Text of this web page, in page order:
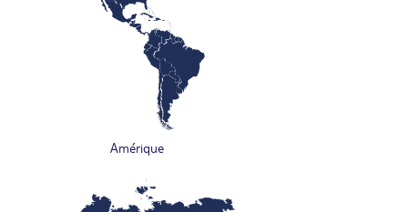
Amérique